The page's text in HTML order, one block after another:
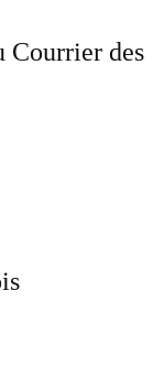
Courrier des